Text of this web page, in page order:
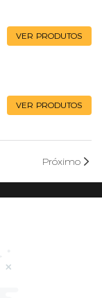
VER PRODUTOS
VER PRODUTOS
Próximo